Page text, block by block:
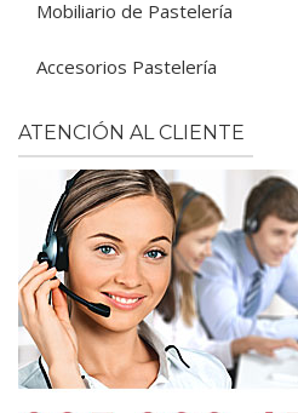
Mobiliario de Pastelería
Accesorios Pastelería
ATENCIÓN AL CLIENTE